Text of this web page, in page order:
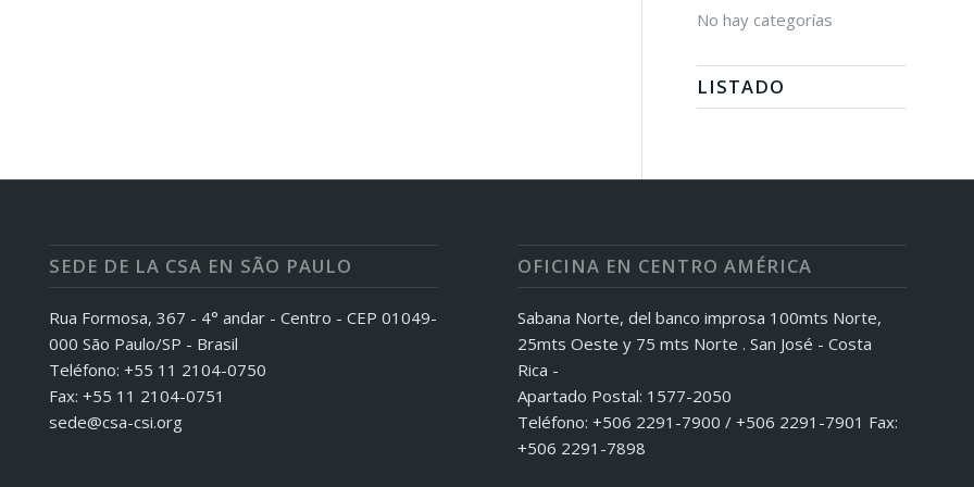
No hay categorías
LISTADO
SEDE DE LA CSA EN SÃO PAULO
Rua Formosa, 367 - 4° andar - Centro - CEP 01049-
000 São Paulo/SP - Brasil
Teléfono: +55 11 2104-0750
Fax: +55 11 2104-0751
sede@csa-csi.org
OFICINA EN CENTRO AMÉRICA
Sabana Norte, del banco improsa 100mts Norte,
25mts Oeste y 75 mts Norte . San José - Costa
Rica -
Apartado Postal: 1577-2050
Teléfono: +506 2291-7900 / +506 2291-7901 Fax:
+506 2291-7898